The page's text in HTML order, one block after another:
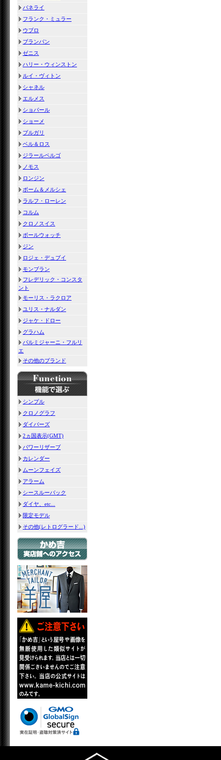
パネライ
フランク・ミュラー
ウブロ
ブランパン
ゼニス
ハリー・ウィンストン
ルイ・ヴィトン
シャネル
エルメス
ショパール
ショーメ
ブルガリ
ベル＆ロス
ジラールペルゴ
ノモス
ロンジン
ボーム＆メルシェ
ラルフ・ローレン
コルム
クロノスイス
ボールウォッチ
ジン
ロジェ・デュブイ
モンブラン
フレデリック・コンスタ
ント
モーリス・ラクロア
ユリス・ナルダン
ジャケ・ドロー
グラハム
パルミジャーニ・フルリ
エ
その他のブランド
シンプル
クロノグラフ
ダイバーズ
2ヵ国表示(GMT)
パワーリザーブ
カレンダー
ムーンフェイズ
アラーム
シースルーバック
ダイヤ、etc...
限定モデル
その他(レトログラード...)